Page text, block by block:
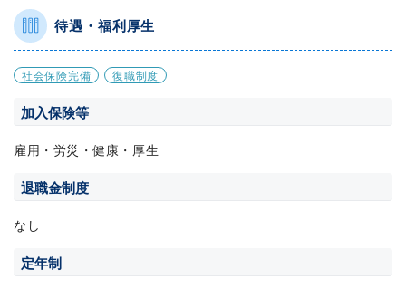
待遇・福利厚生
社会保険完備 復職制度
加入保険等
雇用・労災・健康・厚生
退職金制度
なし
定年制